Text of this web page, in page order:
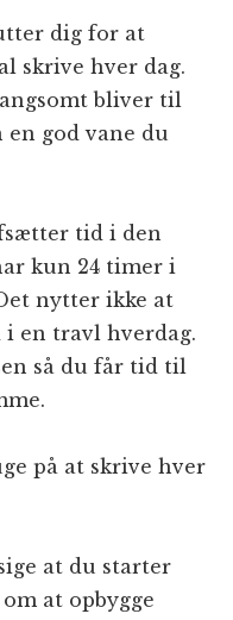
dig for at
skrive hver dag.
bliver til
en god vane du
tid i den
kun 24 timer i
nytter ikke at
en travl hverdag.
så du får tid til
på at skrive hver
at du starter
at opbygge